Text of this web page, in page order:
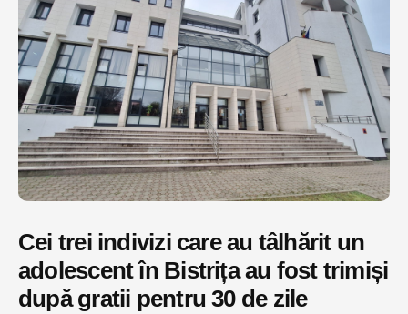
Cei trei indivizi care au tâlhărit un
adolescent în Bistrița au fost trimiși
după gratii pentru 30 de zile